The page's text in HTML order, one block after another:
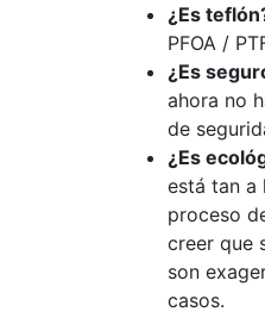
¿Es
PFOA /
¿Es
ahora no
de
¿Es
está tan a
proceso
creer que
son
casos.